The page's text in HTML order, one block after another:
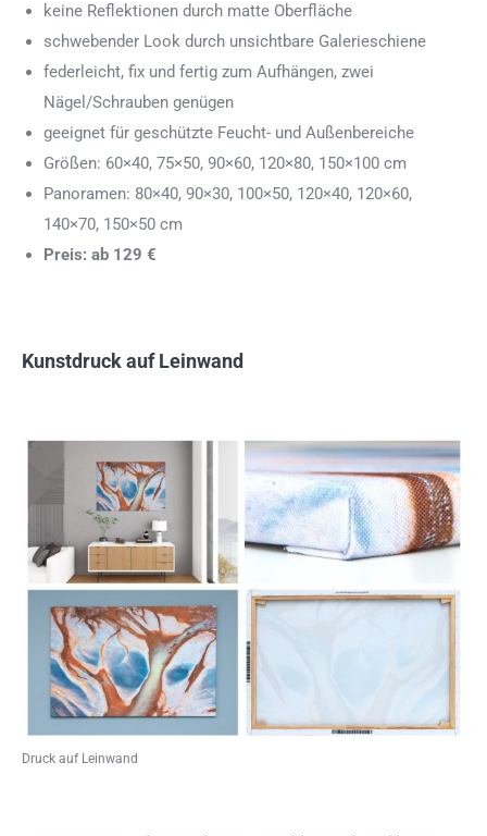
keine Reflektionen durch matte Oberfläche
schwebender Look durch unsichtbare Galerieschiene
federleicht, fix und fertig zum Aufhängen, zwei
Nägel/Schrauben genügen
geeignet für geschützte Feucht- und Außenbereiche
Größen: 60×40, 75×50, 90×60, 120×80, 150×100 cm
Panoramen: 80×40, 90×30, 100×50, 120×40, 120×60,
140×70, 150×50 cm
Preis: ab 129 €
Kunstdruck auf Leinwand
Druck auf Leinwand